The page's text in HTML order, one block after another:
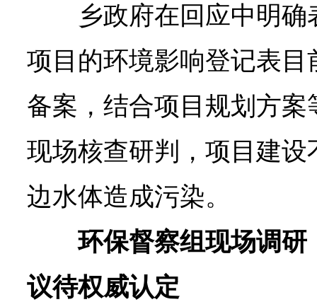
乡政府在回应中明确
项目的环境影响登记表目
备案，结合项目规划方案
现场核查研判，项目建设
边水体造成污染。
环保督察组现场调研
议待权威认定